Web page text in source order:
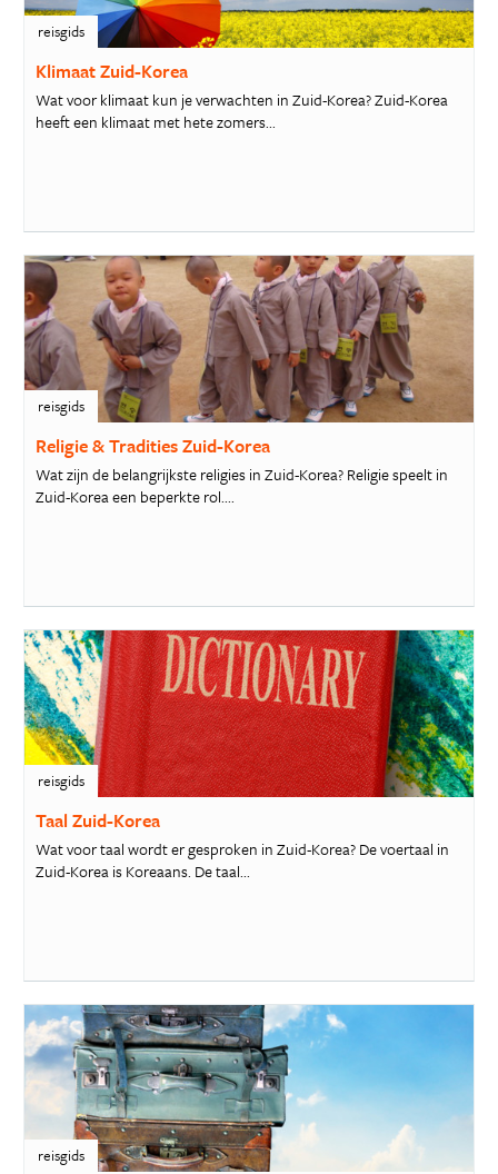
reisgids
Klimaat Zuid-Korea
Wat voor klimaat kun je verwachten in Zuid-Korea? Zuid-Korea
heeft een klimaat met hete zomers...
reisgids
Religie & Tradities Zuid-Korea
Wat zijn de belangrijkste religies in Zuid-Korea? Religie speelt in
Zuid-Korea een beperkte rol....
reisgids
Taal Zuid-Korea
Wat voor taal wordt er gesproken in Zuid-Korea? De voertaal in
Zuid-Korea is Koreaans. De taal...
reisgids